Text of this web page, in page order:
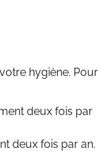
hygiène. Pour
deux fois par
deux fois par an.